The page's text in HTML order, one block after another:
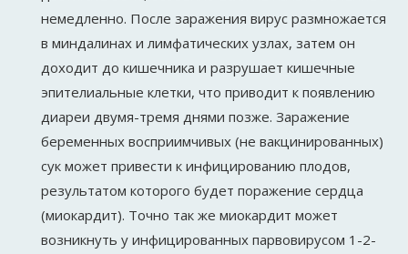
немедленно. После заражения вирус размножается
в миндалинах и лимфатических узлах, затем он
доходит до кишечника и разрушает кишечные
эпителиальные клетки, что приводит к появлению
диареи двумя-тремя днями позже. Заражение
беременных восприимчивых (не вакцинированных)
сук может привести к инфицированию плодов,
результатом которого будет поражение сердца
(миокардит). Точно так же миокардит может
возникнуть у инфицированных парвовирусом 1-2-